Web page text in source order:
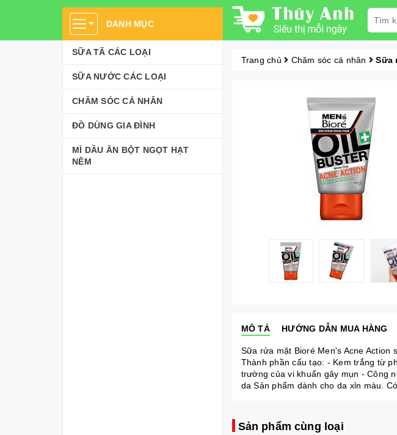
DANH MỤC
SỮA TÃ CÁC LOẠI
SỮA NƯỚC CÁC LOẠI
CHĂM SÓC CÁ NHÂN
ĐỒ DÙNG GIA ĐÌNH
MÌ DẦU ĂN BỘT NGỌT HẠT
NÊM
Trang chủ Chăm sóc cá nhân Sữa
MÔ TẢ HƯỚNG DẪN MUA HÀNG
Sữa rửa mặt Bioré Men's Acne Action
Thành phần cấu tạo: - Kem trắng từ
trường của vi khuẩn gây mụn - Công
da Sản phẩm dành cho da xỉn màu.
Sản phẩm cùng loại